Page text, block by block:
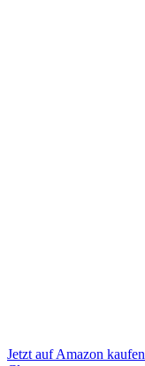
Jetzt auf Amazon kaufen